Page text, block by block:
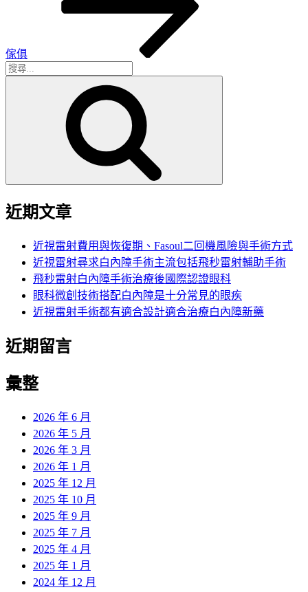
傢俱
搜
近期文章
近視雷射費用與恢復期、Fasoul二回機風險與手術方式
近視雷射尋求白內障手術主流包括飛秒雷射輔助手術
飛秒雷射白內障手術治療後國際認證眼科
眼科微創技術搭配白內障是十分常見的眼疾
近視雷射手術都有適合設計適合治療白內障新藥
近期留言
彙整
2026 年 6 月
2026 年 5 月
2026 年 3 月
2026 年 1 月
2025 年 12 月
2025 年 10 月
2025 年 9 月
2025 年 7 月
2025 年 4 月
2025 年 1 月
2024 年 12 月